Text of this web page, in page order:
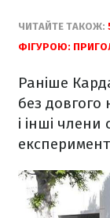
ЧИТАЙТЕ ТАКОЖ:
ФІГУРОЮ:
Раніше
без
і інші